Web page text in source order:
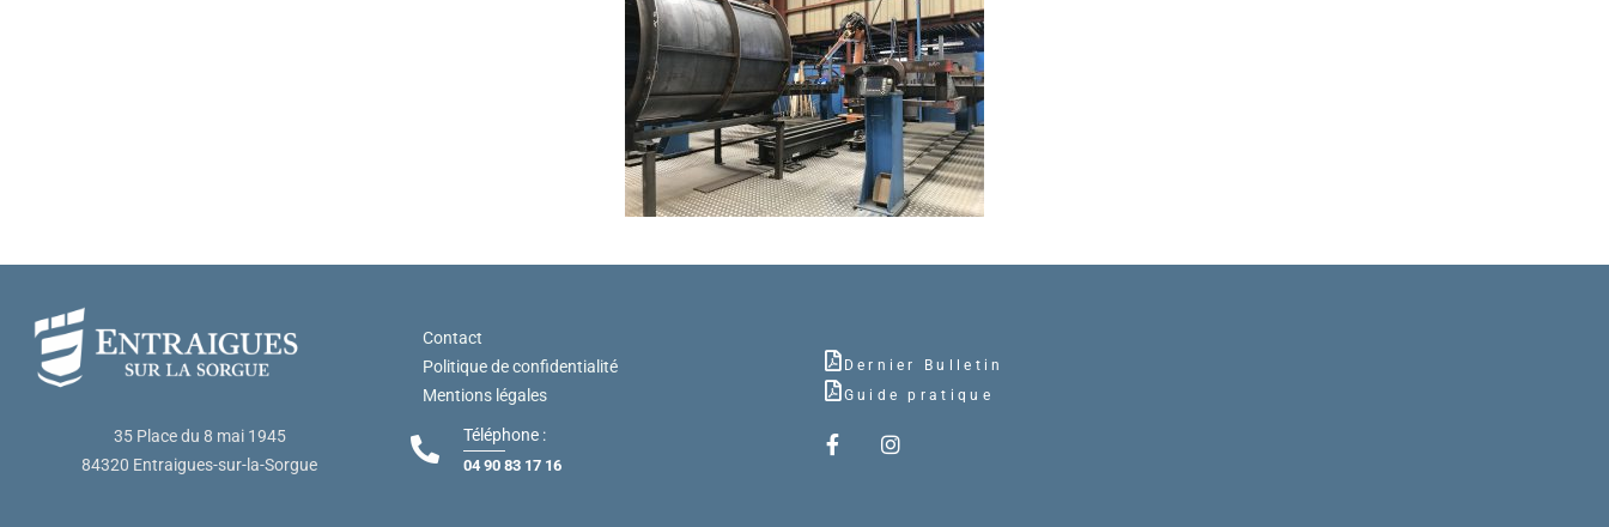
35 Place du 8 mai 1945
84320 Entraigues-sur-la-Sorgue
Contact
Politique de confidentialité
Mentions légales
Téléphone :
04 90 83 17 16
Dernier Bulletin
Guide pratique